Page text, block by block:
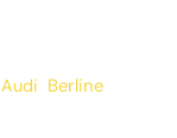
Audi Berline